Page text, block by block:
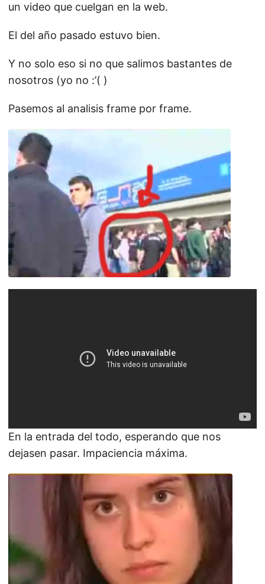
un video que cuelgan en la web.
El del año pasado estuvo bien.
Y no solo eso si no que salimos bastantes de
nosotros (yo no :’( )
Pasemos al analisis frame por frame.
En la entrada del todo, esperando que nos
dejasen pasar. Impaciencia máxima.